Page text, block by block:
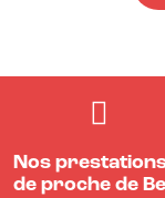
Nos
de proche de